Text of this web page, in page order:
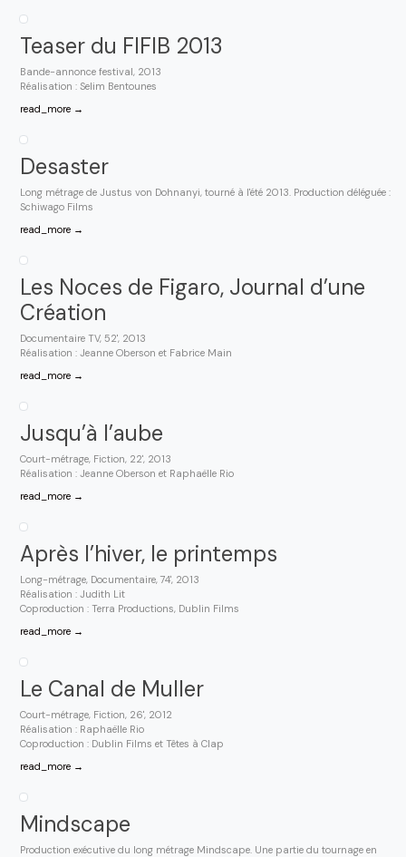
Teaser du FIFIB 2013
Bande-annonce festival, 2013
Réalisation : Selim Bentounes
read_more →
Desaster
Long métrage de Justus von Dohnanyi, tourné à l'été 2013. Production déléguée :
Schiwago Films
read_more →
Les Noces de Figaro, Journal d’une
Création
Documentaire TV, 52', 2013
Réalisation : Jeanne Oberson et Fabrice Main
read_more →
Jusqu’à l’aube
Court-métrage, Fiction, 22', 2013
Réalisation : Jeanne Oberson et Raphaëlle Rio
read_more →
Après l’hiver, le printemps
Long-métrage, Documentaire, 74', 2013
Réalisation : Judith Lit
Coproduction : Terra Productions, Dublin Films
read_more →
Le Canal de Muller
Court-métrage, Fiction, 26', 2012
Réalisation : Raphaëlle Rio
Coproduction : Dublin Films et Têtes à Clap
read_more →
Mindscape
Production exécutive du long métrage Mindscape. Une partie du tournage en